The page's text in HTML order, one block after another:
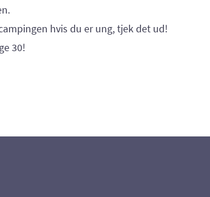
hvis du er ung, tjek det ud!
30!